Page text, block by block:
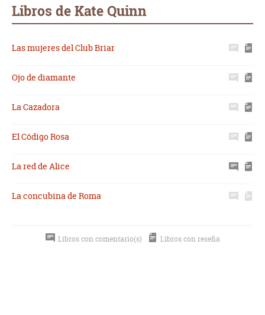
Libros de Kate Quinn
Las mujeres del Club Briar
Ojo de diamante
La Cazadora
El Código Rosa
La red de Alice
La concubina de Roma
Libros con comentario(s) Libros con reseña